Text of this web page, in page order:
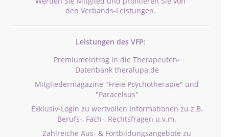
den Verbands-Leistungen.
Leistungen des VFP:
Premiumeintrag in die Therapeuten-
Datenbank theralupa.de
Mitgliedermagazine "Freie Psychotherapie" und
"Paracelsus"
Exklusiv-Login zu wertvollen Informationen zu z.B.
Berufs-, Fach-, Rechtsfragen u.v.m.
Zahlreiche Aus- & Fortbildungsangebote zu